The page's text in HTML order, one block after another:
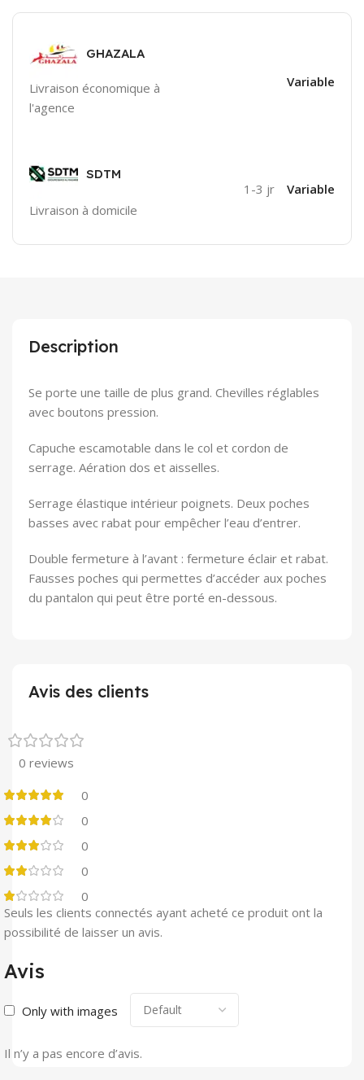
GHAZALA
Livraison économique à
l'agence
Variable
SDTM
Livraison à domicile
1-3 jr Variable
Description
Se porte une taille de plus grand. Chevilles réglables
avec boutons pression.
Capuche escamotable dans le col et cordon de
serrage. Aération dos et aisselles.
Serrage élastique intérieur poignets. Deux poches
basses avec rabat pour empêcher l’eau d’entrer.
Double fermeture à l’avant : fermeture éclair et rabat.
Fausses poches qui permettes d’accéder aux poches
du pantalon qui peut être porté en-dessous.
Avis des clients
0 reviews
0
0
0
0
0
Avis
Only with images
Il n’y a pas encore d’avis.
Seuls les clients connectés ayant acheté ce produit ont la
possibilité de laisser un avis.